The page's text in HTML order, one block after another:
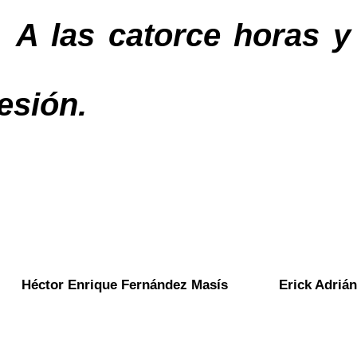
A las catorce horas
Héctor Enrique Fernández Masís Erick